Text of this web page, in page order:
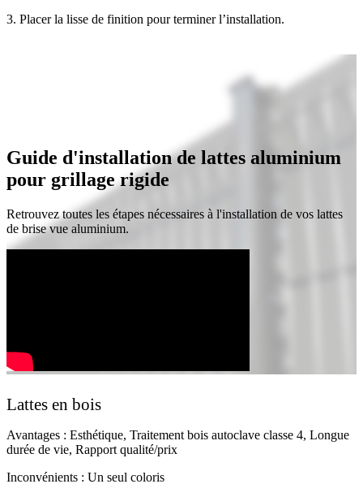
3. Placer la lisse de finition pour terminer l’installation.
Guide d'installation de lattes aluminium
pour grillage rigide
Retrouvez toutes les étapes nécessaires à l'installation de vos lattes
de brise vue aluminium.
Lattes en bois
Avantages : Esthétique, Traitement bois autoclave classe 4, Longue
durée de vie, Rapport qualité/prix
Inconvénients : Un seul coloris